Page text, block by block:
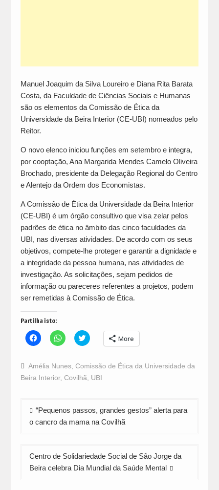
Manuel Joaquim da Silva Loureiro e Diana Rita Barata
Costa, da Faculdade de Ciências Sociais e Humanas
são os elementos da Comissão de Ética da
Universidade da Beira Interior (CE-UBI) nomeados pelo
Reitor.
O novo elenco iniciou funções em setembro e integra,
por cooptação, Ana Margarida Mendes Camelo Oliveira
Brochado, presidente da Delegação Regional do Centro
e Alentejo da Ordem dos Economistas.
A Comissão de Ética da Universidade da Beira Interior
(CE-UBI) é um órgão consultivo que visa zelar pelos
padrões de ética no âmbito das cinco faculdades da
UBI, nas diversas atividades. De acordo com os seus
objetivos, compete-lhe proteger e garantir a dignidade e
a integridade da pessoa humana, nas atividades de
investigação. As solicitações, sejam pedidos de
informação ou pareceres referentes a projetos, podem
ser remetidas à Comissão de Ética.
Partilha isto:
Click
to
Facebook
(Opens
in
new
Click
to
WhatsApp
(Opens
in
new
Click
to
Twitter
(Opens
in
new
More
Amélia Nunes, Comissão de Ética da Universidade da
Beira Interior, Covilhã UBI
Navegação
de
“Pequenos passos, grandes gestos” alerta para
o cancro da mama na Covilhã
Centro de Solidariedade Social de São Jorge da
Beira celebra Dia Mundial da Saúde Mental